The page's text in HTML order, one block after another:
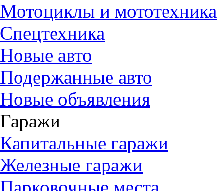
Мотоциклы и мототехника
Спецтехника
Новые авто
Подержанные авто
Новые объявления
Гаражи
Капитальные гаражи
Железные гаражи